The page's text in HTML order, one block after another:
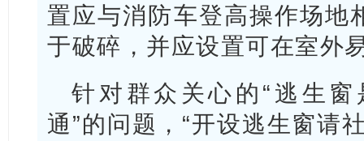
置应与消防车登高操作场地
于破碎，并应设置可在室外
针对群众关心的“逃生
通”的问题，“开设逃生窗请